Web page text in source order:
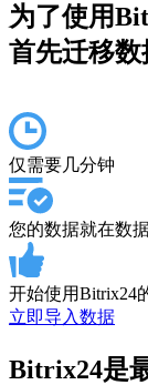
为了使用
首先迁移数
仅需要几分钟
您的数据就在数
开始使用Bitrix24
立即导入数据
Bitrix24是